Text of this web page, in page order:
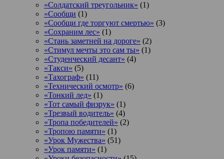
«Солдатский треугольник» (1)
«Сообщи (1)
«Сообщи где торгуют смертью» (3)
«Сохраним лес» (1)
«Стань заметней на дороге» (2)
«Стимул мечты это сам ты» (1)
«Студенческий десант» (4)
«Такси» (5)
«Тахограф» (11)
«Технический осмотр» (6)
«Тонкий лед» (1)
«Тот самый физрук» (1)
«Трезвый водитель» (4)
«Тропа победителей» (2)
«Тропою памяти» (1)
«Урок Мужества» (51)
«Урок памяти» (1)